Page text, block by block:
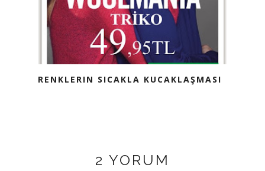
RENKLERIN SICAKLA KUCAKLAŞMASI
2 YORUM